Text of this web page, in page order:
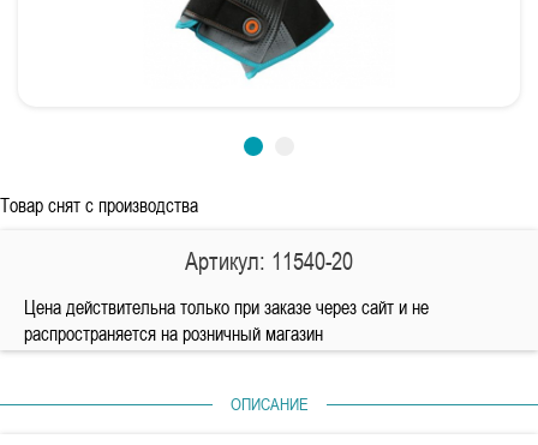
Товар снят с производства
Артикул: 11540-20
Цена действительна только при заказе через сайт и не
распространяется на розничный магазин
ОПИСАНИЕ